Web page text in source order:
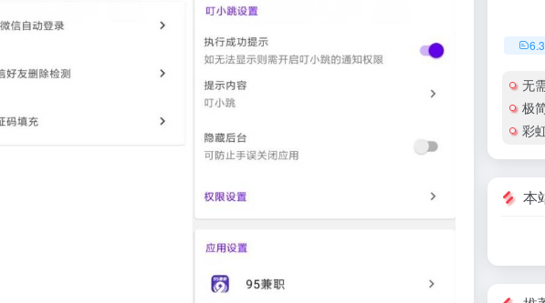
6.3
无
极
彩
本